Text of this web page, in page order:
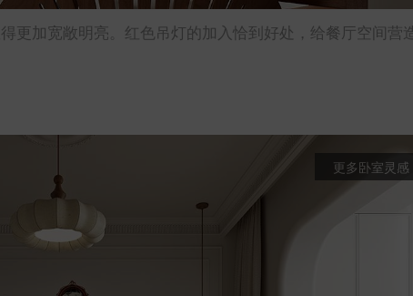
更加宽敞明亮。红色吊灯的加入恰到好处，给餐厅空间营
更多卧室灵感